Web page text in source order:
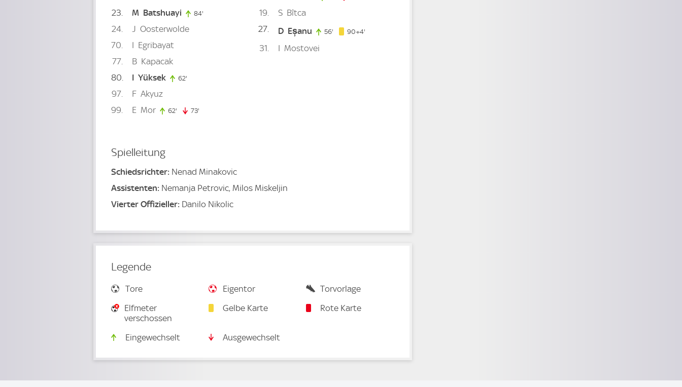
23
M Batshuayi 84'
24 J Oosterwolde
70
I Egribayat
77
B Kapacak
80
I Yüksek 62'
97 F Akyuz
99
E Mor 62' 62. minute
73'
19 S Bîtca
27
D Eșanu 56' 56. minute
90+4'
31 I Mostovei
Spielleitung
Schiedsrichter: Nenad Minakovic
Assistenten: Nemanja Petrovic, Milos Miskeljin
Vierter Offizieller: Danilo Nikolic
Legende
Tore Eigentor
Torvorlage
Elfmeter
verschossen
Gelbe Karte Rote Karte
Eingewechselt Ausgewechselt